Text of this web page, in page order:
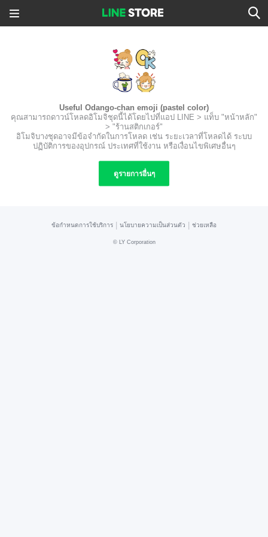
Useful Odango-chan emoji (pastel color)
คุณสามารถดาวน์โหลดอิโมจิชุดนี้ได้โดยไปที่แอป LINE > แท็บ "หน้าหลัก"
> "ร้านสติกเกอร์"
อิโมจิบางชุดอาจมีข้อจำกัดในการโหลด เช่น ระยะเวลาที่โหลดได้ ระบบ
ปฏิบัติการของอุปกรณ์ ประเทศที่ใช้งาน หรือเงื่อนไขพิเศษอื่นๆ
ดูรายการอื่นๆ
ข้อกำหนดการใช้บริการ นโยบายความเป็นส่วนตัว ช่วยเหลือ
© LY Corporation